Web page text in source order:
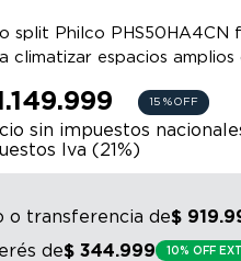
split Philco PHS50HA4CN
climatizar espacios amplios
15 % OFF
sin impuestos
Iva (21%)
o transferencia de$ 919.
de$ 344.999 10% OFF